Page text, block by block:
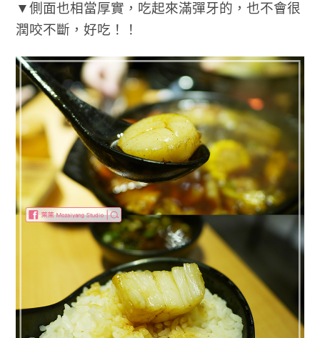
▼側面也相當厚實，吃起來滿彈牙的，也不會很
潤咬不斷，好吃！！